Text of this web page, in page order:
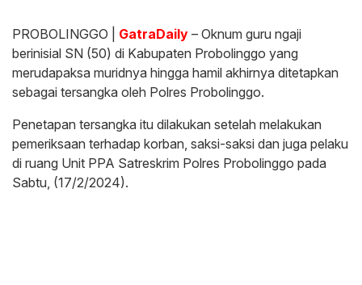
PROBOLINGGO | GatraDaily – Oknum guru ngaji
berinisial SN (50) di Kabupaten Probolinggo yang
merudapaksa muridnya hingga hamil akhirnya ditetapkan
sebagai tersangka oleh Polres Probolinggo.
Penetapan tersangka itu dilakukan setelah melakukan
pemeriksaan terhadap korban, saksi-saksi dan juga pelaku
di ruang Unit PPA Satreskrim Polres Probolinggo pada
Sabtu, (17/2/2024).